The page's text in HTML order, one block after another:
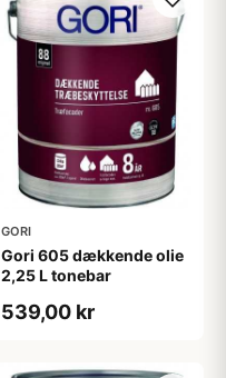
GORI
Gori 605 dækkende olie
2,25 L tonebar
539,00 kr